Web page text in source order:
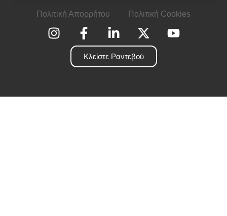
Πολιτική Απορρήτου Πολιτική Cookies
Κλείστε Ραντεβού